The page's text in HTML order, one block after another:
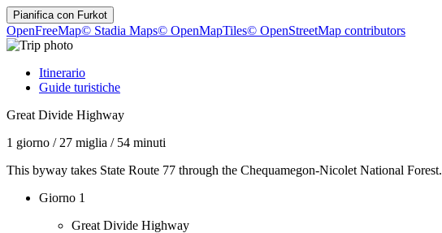
Pianifica con Furkot
OpenFreeMap© Stadia Maps© OpenMapTiles© OpenStreetMap contributors
Itinerario
Guide turistiche
Great Divide Highway
1 giorno / 27 miglia / 54 minuti
This byway takes State Route 77 through the Chequamegon-Nicolet National Forest.
Giorno 1
Great Divide Highway